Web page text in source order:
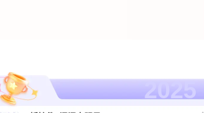
2025